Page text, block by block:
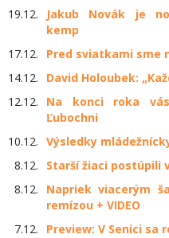
19.12.
Jakub Novák je
kemp
17.12.
Pred sviatkami sme
14.12.
David Holoubek:
12.12.
Na konci roka
Ľubochni
10.12. Výsledky
8.12.
Starší žiaci postúpili
8.12.
Napriek viacerým
remízou + VIDEO
7.12.
Preview: V Senici sa